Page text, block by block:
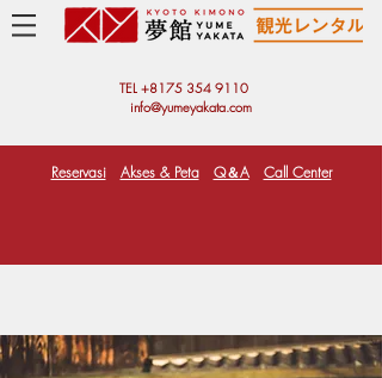
TEL +8175 354 9110
info@yumeyakata.com
Reservasi Akses & Peta Q＆A Call Center